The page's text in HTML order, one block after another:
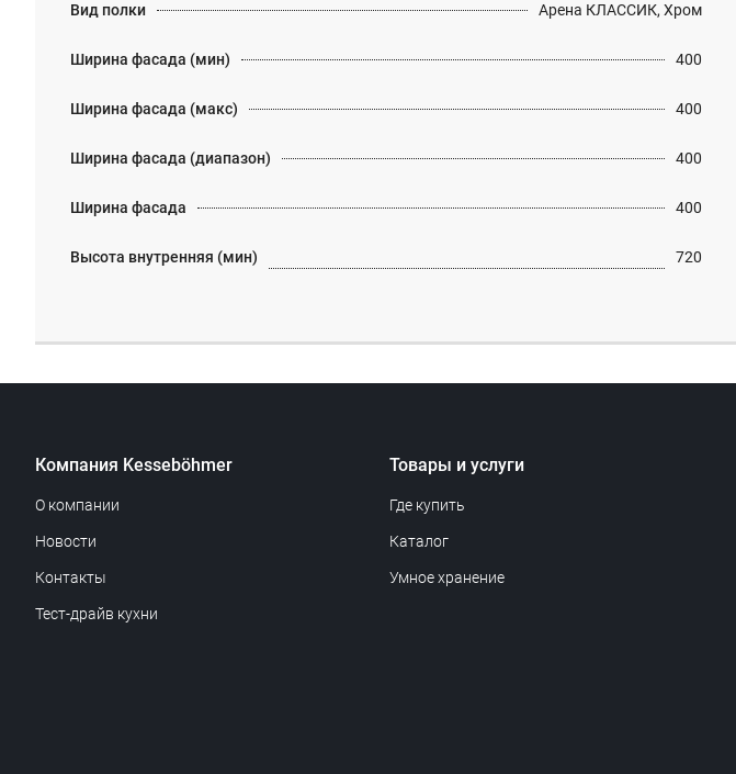
Вид полки Арена КЛАССИК, Хром
Ширина фасада (мин) 400
Ширина фасада (макс) 400
Ширина фасада (диапазон) 400
Ширина фасада 400
Высота внутренняя (мин) 720
Компания Kesseböhmer
О компании
Новости
Контакты
Тест-драйв кухни
Товары и услуги
Где купить
Каталог
Умное хранение